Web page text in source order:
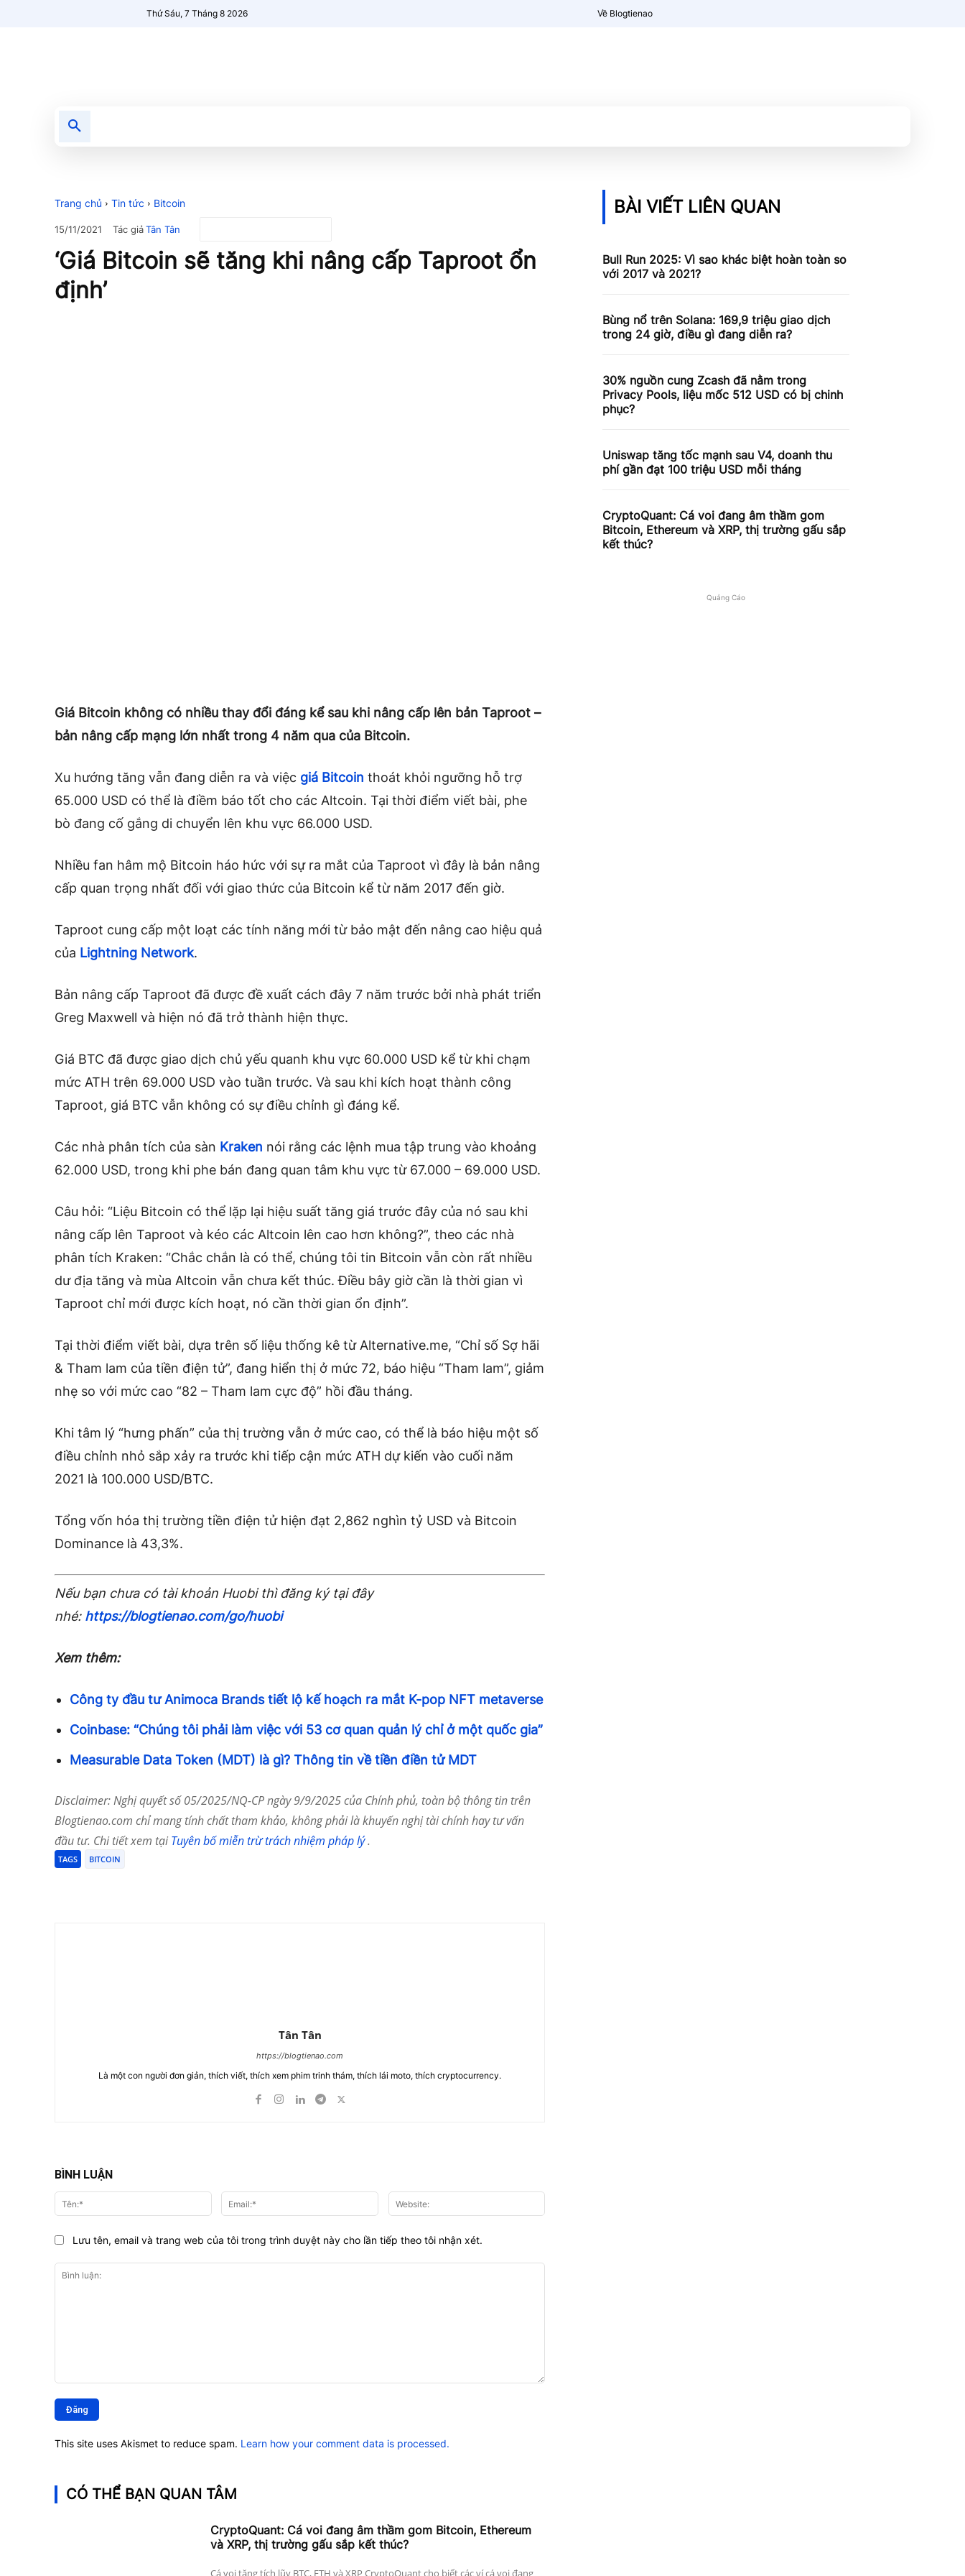
Thứ Sáu, 7 Tháng 8 2026 Về Blogtienao
Trang chủ Tin tức Bitcoin
15/11/2021 Tác giảTân Tân
‘Giá Bitcoin sẽ tăng khi nâng cấp Taproot ổn
định’
Giá Bitcoin không có nhiều thay đổi đáng kể sau khi nâng cấp lên bản Taproot –
bản nâng cấp mạng lớn nhất trong 4 năm qua của Bitcoin.
Xu hướng tăng vẫn đang diễn ra và việc giá Bitcoin thoát khỏi ngưỡng hỗ trợ
65.000 USD có thể là điềm báo tốt cho các Altcoin. Tại thời điểm viết bài, phe
bò đang cố gắng di chuyển lên khu vực 66.000 USD.
Nhiều fan hâm mộ Bitcoin háo hức với sự ra mắt của Taproot vì đây là bản nâng
cấp quan trọng nhất đối với giao thức của Bitcoin kể từ năm 2017 đến giờ.
Taproot cung cấp một loạt các tính năng mới từ bảo mật đến nâng cao hiệu quả
của Lightning Network.
Bản nâng cấp Taproot đã được đề xuất cách đây 7 năm trước bởi nhà phát triển
Greg Maxwell và hiện nó đã trở thành hiện thực.
Giá BTC đã được giao dịch chủ yếu quanh khu vực 60.000 USD kể từ khi chạm
mức ATH trên 69.000 USD vào tuần trước. Và sau khi kích hoạt thành công
Taproot, giá BTC vẫn không có sự điều chỉnh gì đáng kể.
Các nhà phân tích của sàn Kraken nói rằng các lệnh mua tập trung vào khoảng
62.000 USD, trong khi phe bán đang quan tâm khu vực từ 67.000 – 69.000 USD.
Câu hỏi: “Liệu Bitcoin có thể lặp lại hiệu suất tăng giá trước đây của nó sau khi
nâng cấp lên Taproot và kéo các Altcoin lên cao hơn không?”, theo các nhà
phân tích Kraken: “Chắc chắn là có thể, chúng tôi tin Bitcoin vẫn còn rất nhiều
dư địa tăng và mùa Altcoin vẫn chưa kết thúc. Điều bây giờ cần là thời gian vì
Taproot chỉ mới được kích hoạt, nó cần thời gian ổn định”.
Tại thời điểm viết bài, dựa trên số liệu thống kê từ Alternative.me, “Chỉ số Sợ hãi
& Tham lam của tiền điện tử”, đang hiển thị ở mức 72, báo hiệu “Tham lam”, giảm
nhẹ so với mức cao “82 – Tham lam cực độ” hồi đầu tháng.
Khi tâm lý “hưng phấn” của thị trường vẫn ở mức cao, có thể là báo hiệu một số
điều chỉnh nhỏ sắp xảy ra trước khi tiếp cận mức ATH dự kiến ​​vào cuối năm
2021 là 100.000 USD/BTC.
Tổng vốn hóa thị trường tiền điện tử hiện đạt 2,862 nghìn tỷ USD và Bitcoin
Dominance là 43,3%.
Nếu bạn chưa có tài khoản Huobi thì đăng ký tại đây
nhé: https://blogtienao.com/go/huobi
Xem thêm:
Công ty đầu tư Animoca Brands tiết lộ kế hoạch ra mắt K-pop NFT metaverse
Coinbase: “Chúng tôi phải làm việc với 53 cơ quan quản lý chỉ ở một quốc gia”
Measurable Data Token (MDT) là gì? Thông tin về tiền điền tử MDT
Disclaimer: Nghị quyết số 05/2025/NQ-CP ngày 9/9/2025 của Chính phủ, toàn bộ thông tin trên
Blogtienao.com chỉ mang tính chất tham khảo, không phải là khuyến nghị tài chính hay tư vấn
đầu tư. Chi tiết xem tạiTuyên bố miễn trừ trách nhiệm pháp lý.
TAGS BITCOIN
Tân Tân
https://blogtienao.com
Là một con người đơn giản, thích viết, thích xem phim trinh thám, thích lái moto, thích cryptocurrency.
BÌNH LUẬN
luận:
Tên:* Email:*
Lưu tên, email và trang web của tôi trong trình duyệt này cho lần tiếp theo tôi nhận xét.
This site uses Akismet to reduce spam. Learn how your comment data is processed.
CÓ THỂ BẠN QUAN TÂM
CryptoQuant: Cá voi đang âm thầm gom Bitcoin, Ethereum
và XRP, thị trường gấu sắp kết thúc?
Cá voi tăng tích lũy BTC, ETH và XRP CryptoQuant cho biết các ví cá voi đang
BÀI VIẾT LIÊN QUAN
Bull Run 2025: Vì sao khác biệt hoàn toàn so
với 2017 và 2021?
Bùng nổ trên Solana: 169,9 triệu giao dịch
trong 24 giờ, điều gì đang diễn ra?
30% nguồn cung Zcash đã nằm trong
Privacy Pools, liệu mốc 512 USD có bị chinh
phục?
Uniswap tăng tốc mạnh sau V4, doanh thu
phí gần đạt 100 triệu USD mỗi tháng
CryptoQuant: Cá voi đang âm thầm gom
Bitcoin, Ethereum và XRP, thị trường gấu sắp
kết thúc?
Quảng Cáo